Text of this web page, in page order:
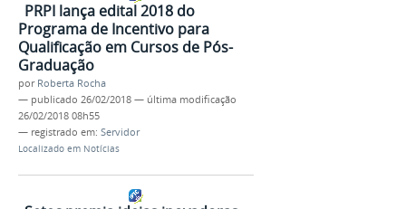
PRPI lança edital 2018 do
Programa de Incentivo para
Qualificação em Cursos de Pós-
Graduação
por Roberta Rocha
— publicado 26/02/2018 — última modificação
26/02/2018 08h55
— registrado em: Servidor
Localizado em Notícias